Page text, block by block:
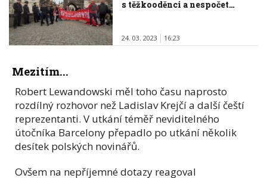
s těžkooděnci a nespočet…
24. 03. 2023 16:23
Mezitím...
Robert Lewandowski měl toho času naprosto
rozdílný rozhovor než Ladislav Krejčí a další čeští
reprezentanti. V utkání téměř neviditelného
útočníka Barcelony přepadlo po utkání několik
desítek polských novinářů.
Ovšem na nepříjemné dotazy reagoval